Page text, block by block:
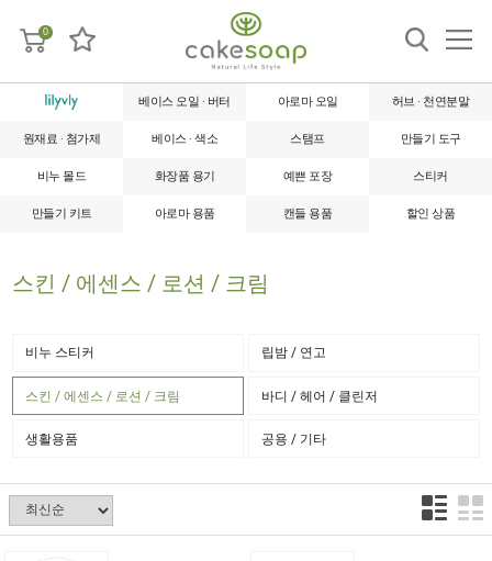
0
베이스 오일 · 버터 아로마 오일 허브 · 천연분말
원재료 · 첨가제 베이스 · 색소 스탬프 만들기 도구
비누 몰드 화장품 용기 예쁜 포장 스티커
만들기 키트 아로마 용품 캔들 용품 할인 상품
스킨 / 에센스 / 로션 / 크림
비누 스티커 립밤 / 연고
스킨 / 에센스 / 로션 / 크림 바디 / 헤어 / 클린저
생활용품 공용 / 기타